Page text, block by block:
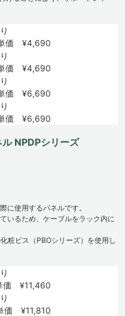
価 ¥4,690
価 ¥4,690
価 ¥6,690
価 ¥6,690
NPDPシリーズ
に使用するパネルです。
いるため、ケーブルをラック内に
粧ビス（PBOシリーズ）を使用し
価 ¥11,460
価 ¥11,810